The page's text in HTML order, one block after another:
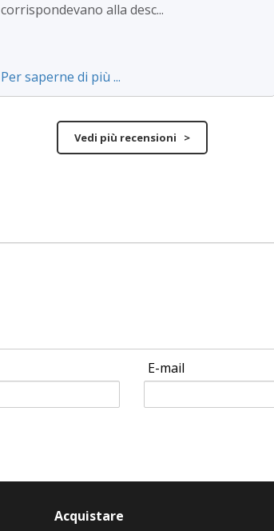
corrispondevano alla desc...
Per saperne di più ...
Vedi più recensioni >
E-mail
Acquistare